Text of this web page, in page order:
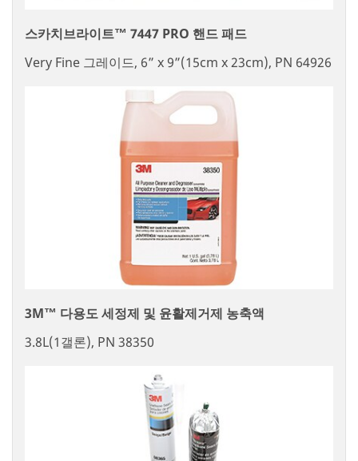
스카치브라이트™ 7447 PRO 핸드 패드
Very Fine 그레이드, 6” x 9”(15cm x 23cm), PN 64926
3M™ 다용도 세정제 및 윤활제거제 농축액
3.8L(1갤론), PN 38350